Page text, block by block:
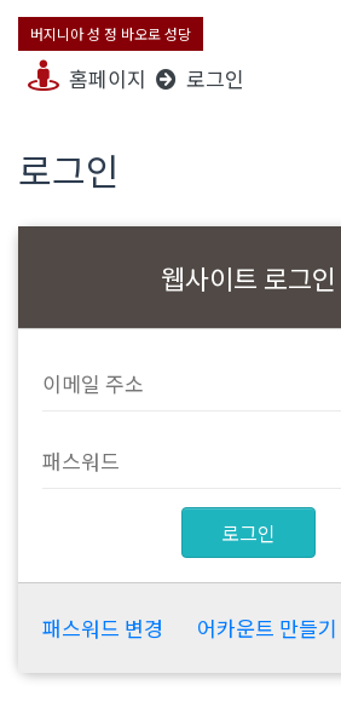
버지니아 성 정 바오로 성당
홈페이지 로그인
로그인
웹사이트 로그인
로그인
패스워드 변경 어카운트 만들기